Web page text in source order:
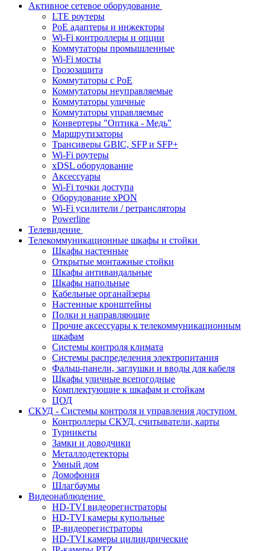
Активное сетевое оборудование
LTE роутеры
PoE адаптеры и инжекторы
Wi-Fi контроллеры и опции
Коммутаторы промышленные
Wi-Fi мосты
Грозозащита
Коммутаторы c PoE
Коммутаторы неуправляемые
Коммутаторы уличные
Коммутаторы управляемые
Конвертеры "Оптика - Медь"
Маршрутизаторы
Трансиверы GBIC, SFP и SFP+
Wi-Fi роутеры
xDSL оборудование
Аксессуары
Wi-Fi точки доступа
Оборудование хPON
Wi-Fi усилители / ретрансляторы
Powerline
Телевидение
Телекоммуникационные шкафы и стойки
Шкафы настенные
Открытые монтажные стойки
Шкафы антивандальные
Шкафы напольные
Кабельные органайзеры
Настенные кронштейны
Полки и направляющие
Прочие аксессуары к телекоммуникационным
шкафам
Системы контроля климата
Системы распределения электропитания
Фальш-панели, заглушки и вводы для кабеля
Шкафы уличные всепогодные
Комплектующие к шкафам и стойкам
ЦОД
СКУД - Системы контроля и управления доступом
Контроллеры СКУД, считыватели, карты
Турникеты
Замки и доводчики
Металлодетекторы
Умный дом
Домофония
Шлагбаумы
Видеонаблюдение
HD-TVI видеорегистраторы
HD-TVI камеры купольные
IP-видеорегистраторы
HD-TVI камеры цилиндрические